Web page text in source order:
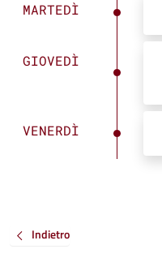
MARTEDÌ
GIOVEDÌ
VENERDÌ
Indietro